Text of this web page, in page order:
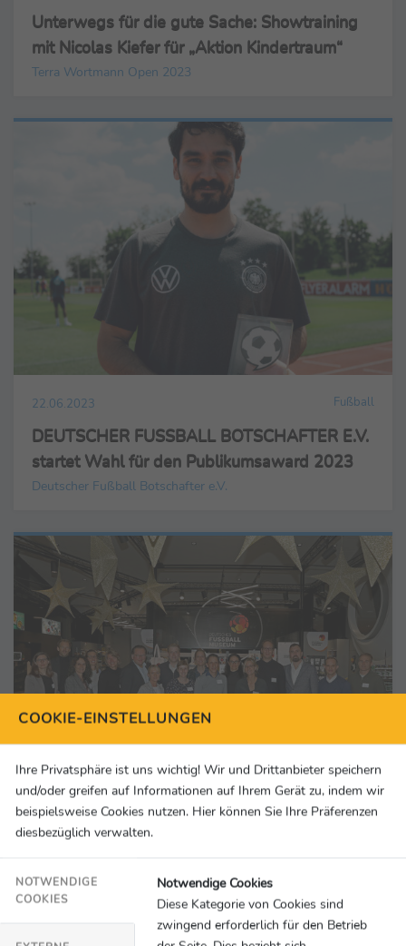
Unterwegs für die gute Sache: Showtraining
mit Nicolas Kiefer für „Aktion Kindertraum“
Terra Wortmann Open 2023
22.06.2023 Fußball
DEUTSCHER FUSSBALL BOTSCHAFTER E.V.
startet Wahl für den Publikumsaward 2023
Deutscher Fußball Botschafter e.V.
18.11.2022 Fußball
gründen gemeinsame Dachorganisation
DFL Stiftung
COOKIE-EINSTELLUNGEN
Ihre Privatsphäre ist uns wichtig! Wir und Drittanbieter speichern
und/oder greifen auf Informationen auf Ihrem Gerät zu, indem wir
beispielsweise Cookies nutzen. Hier können Sie Ihre Präferenzen
diesbezüglich verwalten.
NOTWENDIGE
COOKIES
Notwendige Cookies
Diese Kategorie von Cookies sind
zwingend erforderlich für den Betrieb